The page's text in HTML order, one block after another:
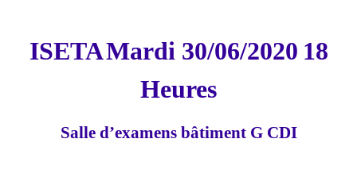
ISETAMardi 30/06/2020 18
Heures
Salle d’examens bâtiment G CDI